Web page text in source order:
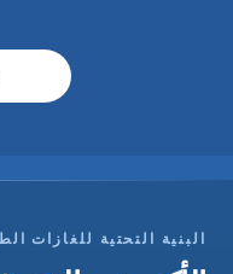
البنية التحتية للغازات